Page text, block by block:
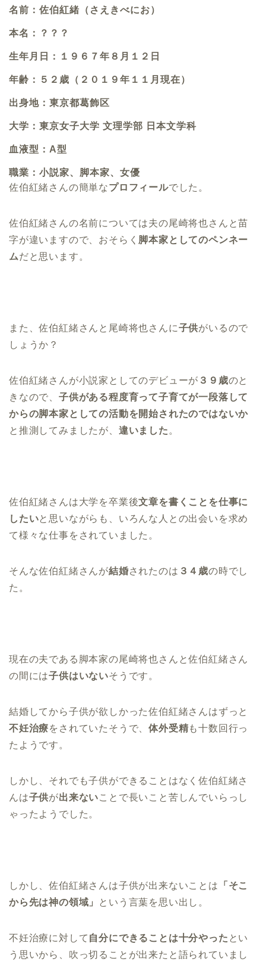
名前：佐伯紅緒（さえきべにお）
本名：？？？
生年月日：１９６７年８月１２日
年齢：５２歳（２０１９年１１月現在）
出身地：東京都葛飾区
大学：東京女子大学 文理学部 日本文学科
血液型：A型
職業：小説家、脚本家、女優
佐伯紅緒さんの簡単なプロフィールでした。
佐伯紅緒さんの名前については夫の尾崎将也さんと苗
字が違いますので、おそらく 脚本家としてのペンネー
ムだと思います。
また、佐伯紅緒さんと尾崎将也さんに子供がいるので
しょうか？
佐伯紅緒さんが小説家としてのデビューが ３９歳のと
きなので、 子供がある程度育って子育てが一段落して
からの脚本家としての活動を開始されたのではないか
と推測してみましたが、 違いました 。
佐伯紅緒さんは大学を卒業後文章を書くことを仕事に
したいと思いながらも、いろんな人との出会いを求め
て様々な仕事をされていました。
そんな佐伯紅緒さんが結婚されたのは ３４歳の時でし
た。
現在の夫である脚本家の尾崎将也さんと佐伯紅緒さん
の間には子供はいないそうです。
結婚してから子供が欲しかった佐伯紅緒さんはずっと
不妊治療をされていたそうで、体外受精も十数回行っ
たようです。
しかし、それでも子供ができることはなく佐伯紅緒さ
んは子供が出来ないことで長いこと苦しんでいらっし
ゃったようでした。
しかし、佐伯紅緒さんは子供が出来ないことは
「そこ
から先は神の領域」
という言葉を思い出し。
不妊治療に対して 自分にできることは十分やった とい
う思いから、吹っ切ることが出来たと語られていまし